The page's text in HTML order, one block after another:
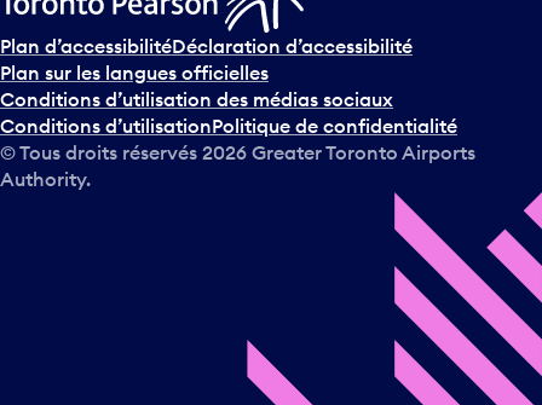
Plan d’accessibilitéDéclaration d’accessibilité
Plan sur les langues officielles
Conditions d’utilisation des médias sociaux
Conditions d’utilisationPolitique de confidentialité
© Tous droits réservés 2026 Greater Toronto Airports
Authority.